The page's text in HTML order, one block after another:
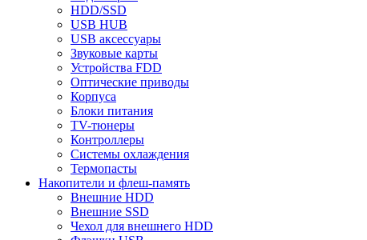
HDD/SSD
USB HUB
USB аксессуары
Звуковые карты
Устройства FDD
Оптические приводы
Корпуса
Блоки питания
TV-тюнеры
Контроллеры
Системы охлаждения
Термопасты
Накопители и флеш-память
Внешние HDD
Внешние SSD
Чехол для внешнего HDD